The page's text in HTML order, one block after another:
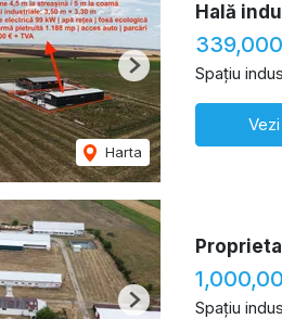
Harta
Next
Hală
Spațiu
Next Spațiu